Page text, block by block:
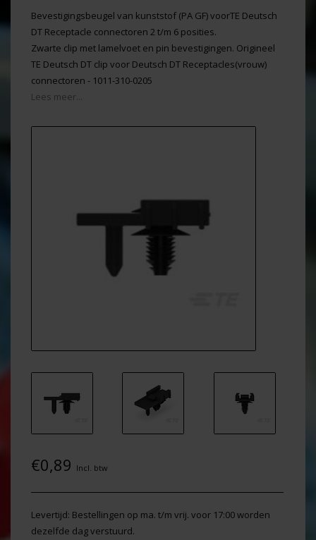
Bevestigingsbeugel van kunststof (PA GF) voorTE Deutsch
DT Receptacle connectoren 2 t/m 6 posities.
Zwarte clip met lamelvoet en pin bevestigingen. Origineel
TE Deutsch DT clip voor Deutsch DT Receptacles(vrouw)
connectoren - 1011-310-0205
Lees meer...
€0,89 Incl. btw
Levertijd: Bestellingen op ma. t/m vrij. voor 17:00 worden
dezelfde dag verstuurd.